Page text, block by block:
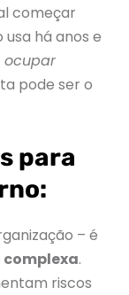
começar
há anos e
ocupar
pode ser o
para
– é
.
riscos